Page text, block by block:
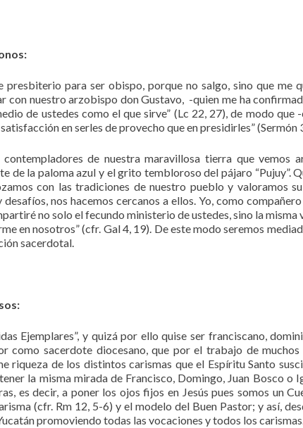
presbiterio para ser obispo, porque no salgo, sino que me
con nuestro arzobispo don Gustavo, -quien me ha
de ustedes como el que sirve” (Lc 22, 27), de modo que
en serles de provecho que en presidirles” (Sermón
de nuestra maravillosa tierra que vemos
de la paloma azul y el grito tembloroso del pájaro “Pujuy”.
con las tradiciones de nuestro pueblo y valoramos
nos hacemos cercanos a ellos. Yo, como
no solo el fecundo ministerio de ustedes, sino la misma
en nosotros” (cfr. Gal 4, 19). De este modo seremos
sacerdotal.
Ejemplares”, y quizá por ello quise ser franciscano,
como sacerdote diocesano, que por el trabajo de
riqueza de los distintos carismas que el Espíritu Santo
la misma mirada de Francisco, Domingo, Juan Bosco o
es decir, a poner los ojos fijos en Jesús pues somos un
(cfr. Rm 12, 5-6) y el modelo del Buen Pastor; y así,
promoviendo todas las vocaciones y todos los